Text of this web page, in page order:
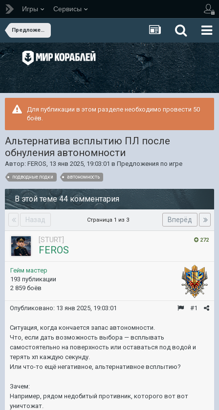
Игры Сервисы
Предложения по игре
Для публикации в этом разделе необходимо провести 50
боёв.
Альтернатива всплытию ПЛ после
обнуления автономности
Автор: FEROS, 13 янв 2025, 19:03:01 в Предложения по игре
подводные лодки автономность
В этой теме 44 комментария
Назад Вперёд
Страница 1 из 3
272
[STURT]
FEROS
Гейм мастер
193 публикации
2 859 боёв
#1
Опубликовано: 13 янв 2025, 19:03:01
Ситуация, когда кончается запас автономности.
Что, если дать возможность выбора — всплывать
самостоятельно на поверхность или оставаться под водой и
терять хп каждую секунду.
Или что-то ещё негативное, альтернативное всплытию?
Зачем:
Например, рядом недобитый противник, которого вот вот
уничтожат.